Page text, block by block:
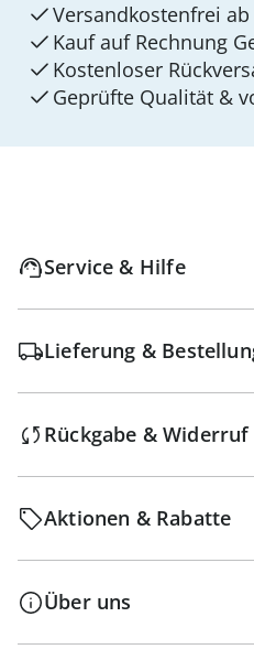
Versandkostenfrei ab
Kauf auf Rechnung
Kostenloser
Geprüfte Qualität &
Service & Hilfe
Lieferung &
Rückgabe & Widerruf
Aktionen & Rabatte
Über uns